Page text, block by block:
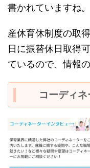
書かれていますね。
産休育休制度の取
日に振替休日取得
ているので、情報
コーディ